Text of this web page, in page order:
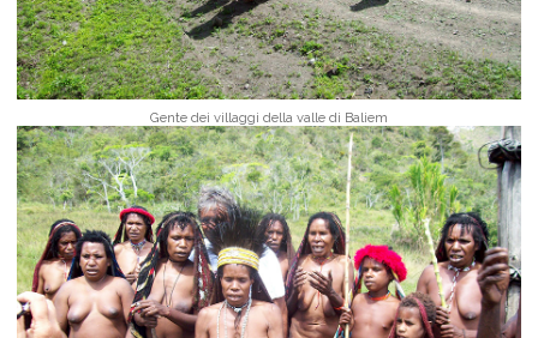
Gente dei villaggi della valle di Baliem